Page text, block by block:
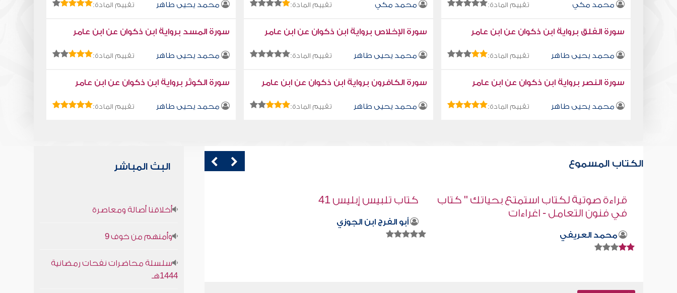
محمد مكي تقييم المادة: محمد مكي تقييم المادة: محمد يحيى طاهر تقييم المادة:
سورة الفلق برواية ابن ذكوان عن ابن عامر
محمد يحيى طاهر تقييم المادة:
سورة الإخلاص برواية ابن ذكوان عن ابن عامر
محمد يحيى طاهر تقييم المادة:
سورة المسد برواية ابن ذكوان عن ابن عامر
محمد يحيى طاهر تقييم المادة:
سورة النصر برواية ابن ذكوان عن ابن عامر
محمد يحيى طاهر تقييم المادة:
سورة الكافرون برواية ابن ذكوان عن ابن عامر
محمد يحيى طاهر تقييم المادة:
سورة الكوثر برواية ابن ذكوان عن ابن عامر
محمد يحيى طاهر تقييم المادة:
الكتاب المسموع
كتاب تلبيس إبليس 41
أبو الفرج ابن الجوزي
قراءة صوتية لكتاب استمتع بحياتك كتاب
؟
في فنون التعامل - اقطع الطريق على
البث المباشر
أخلاقنا أصالة ومعاصرة
وأمنهم من خوف 9
سلسلة محاضرات نفحات رمضانية
1444هـ